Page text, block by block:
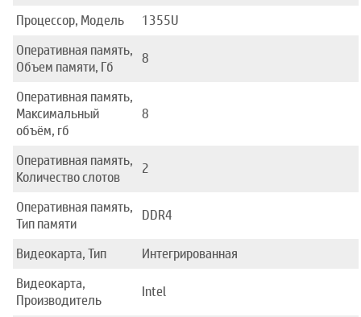
Процессор, Модель
1355U
Оперативная память,
Объем памяти, Гб
8
Оперативная память,
Максимальный
объём, гб
8
Оперативная память,
Количество слотов
2
Оперативная память,
Тип памяти
DDR4
Видеокарта, Тип
Интегрированная
Видеокарта,
Производитель
Intel